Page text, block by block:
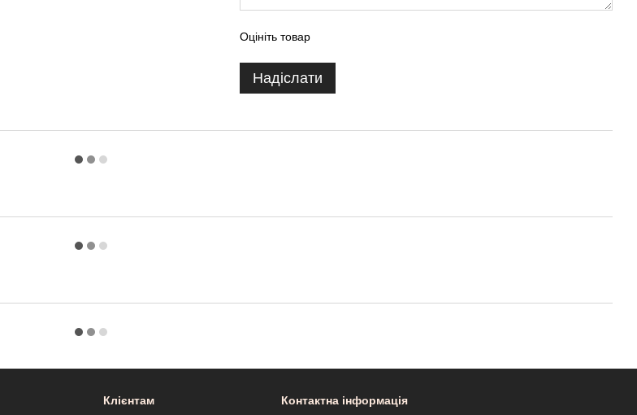
Оцініть товар
Надіслати
Клієнтам Контактна інформація